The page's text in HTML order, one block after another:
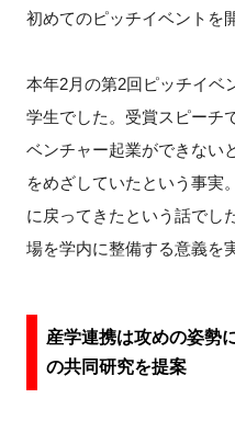
初めてのピッチイベントを
本年2月の第2回ピッチイベ
学生でした。受賞スピーチ
ベンチャー起業ができない
をめざしていたという事実
に戻ってきたという話でし
場を学内に整備する意義を
産学連携は攻めの姿勢
の共同研究を提案